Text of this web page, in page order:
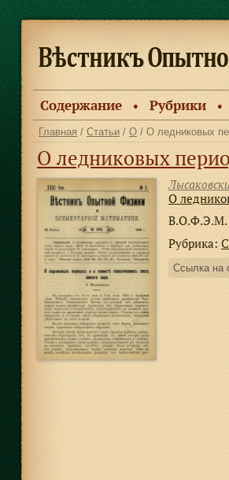
Содержание ● Рубрики ●
Главная / Статьи / О / О ледниковых
О ледниковых
О
В.О.Ф.Э.М.
Рубрика:
Ссылка на